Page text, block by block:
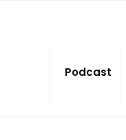
Podcast